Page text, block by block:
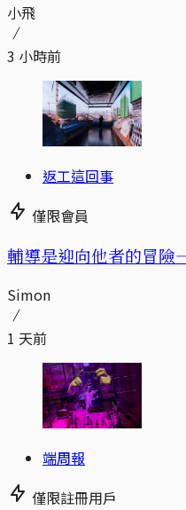
小飛
3 小時前
返工這回事
僅限會員
輔導是迎向他者的冒
Simon
1 天前
端周報
僅限註冊用戶